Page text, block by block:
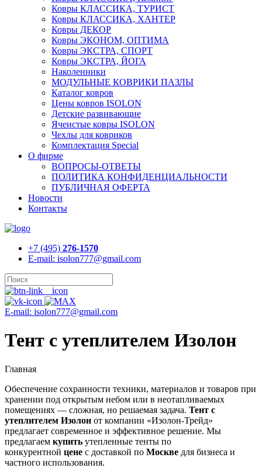
Ковры КЛАССИКА, ТУРИСТ
Ковры КЛАССИКА, ХАНТЕР
Ковры ДЕКОР
Ковры ЭКОНОМ, ОПТИМА
Ковры ЭКСТРА, СПОРТ
Ковры ЭКСТРА, ЙОГА
Наколенники
МОДУЛЬНЫЕ КОВРИКИ ПАЗЛЫ
Каталог ковров
Цены ковров ISOLON
Детские развивающие
Ячеистые ковры ISOLON
Чехлы для ковриков
Комплектация Special
О фирме
ВОПРОСЫ-ОТВЕТЫ
ПОЛИТИКА КОНФИДЕНЦИАЛЬНОСТИ
ПУБЛИЧНАЯ ОФЕРТА
Новости
Контакты
+7 (495) 276-1570
E-mail: isolon777@gmail.com
E-mail: isolon777@gmail.com
Тент с утеплителем Изолон
Главная
Обеспечение сохранности техники, материалов и товаров при
хранении под открытым небом или в неотапливаемых
помещениях — сложная, но решаемая задача. Тент с
утеплителем Изолон от компании «Изолон-Трейд»
предлагает современное и эффективное решение. Мы
предлагаем купить утепленные тенты по
конкурентной цене с доставкой по Москве для бизнеса и
частного использования.